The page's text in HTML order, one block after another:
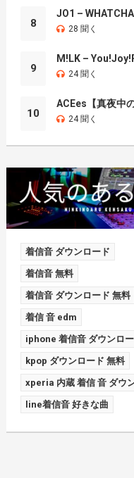
8
JO1 –
28 聞く
9 24 聞く
10 24 聞く
着信音 ダウンロード
着信音 無料
着信音 ダウンロード 無料
着信 音 edm
iphone 着信音 ダウンロ
kpop ダウンロード 無料
xperia 内蔵 着信 音 ダウ
line着信音 好きな曲